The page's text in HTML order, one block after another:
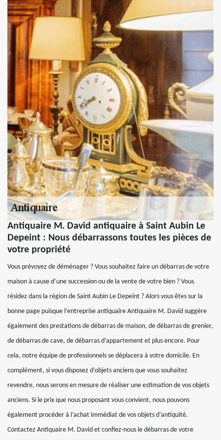
Antiquaire M. David antiquaire à Saint Aubin Le
Depeint : Nous débarrassons toutes les pièces de
votre propriété
Vous prévoyez de déménager ? Vous souhaitez faire un débarras de votre
maison à cause d’une succession ou de la vente de votre bien ? Vous
résidez dans la région de Saint Aubin Le Depeint ? Alors vous êtes sur la
bonne page puisque l’entreprise antiquaire Antiquaire M. David suggère
également des prestations de débarras de maison, de débarras de grenier,
de débarras de cave, de débarras d’appartement et plus encore. Pour
cela, notre équipe de professionnels se déplacera à votre domicile. En
complément, si vous disposez d’objets anciens que vous souhaitez
revendre, nous serons en mesure de réaliser une estimation de vos objets
anciens. Si le prix que nous proposant vous convient, nous pouvons
également procéder à l’achat immédiat de vos objets d’antiquité.
Contactez Antiquaire M. David et confiez-nous le débarras de votre